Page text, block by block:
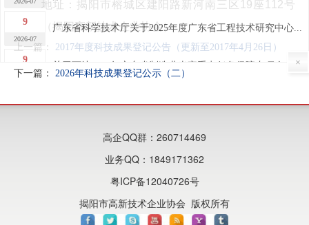
地址：揭阳市榕城区建阳路新河南三区19座112号
（揭阳高新技术企业协会）
上一篇： 2017年度科技成果登记公告（更新至2017年4月26日）
下一篇： 2026年科技成果登记公示（二）
9
2026-07
广东省科学技术厅关于2025年度广东省工程技术研究中心...
9
2026-07
关于下达2026年广东省制造业当家重点任务保障专项企业...
关于广东省2026年第四批完成异地搬迁高新技术企业的公...
关于广东省2026年第四批高新技术企业更名的公告
2026年揭阳市高新技术企业申报培训及政策宣讲活动成功...
×
高企QQ群：260714469
业务QQ：1849171362
粤ICP备12040726号
揭阳市高新技术企业协会 版权所有